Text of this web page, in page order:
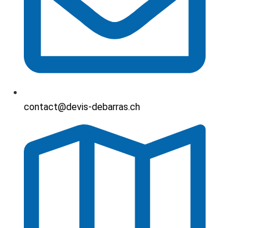
contact@devis-debarras.ch